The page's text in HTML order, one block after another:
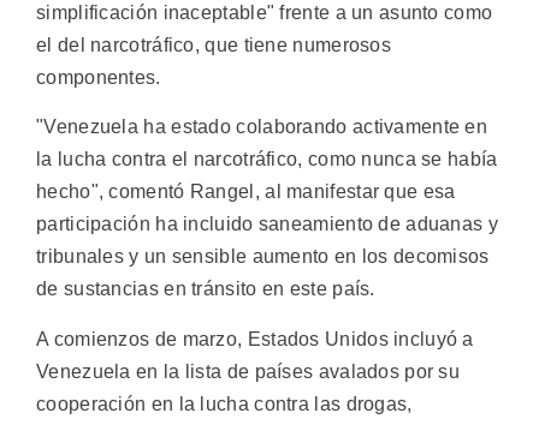
simplificación inaceptable" frente a un asunto como
el del narcotráfico, que tiene numerosos
componentes.
"Venezuela ha estado colaborando activamente en
la lucha contra el narcotráfico, como nunca se había
hecho", comentó Rangel, al manifestar que esa
participación ha incluido saneamiento de aduanas y
tribunales y un sensible aumento en los decomisos
de sustancias en tránsito en este país.
A comienzos de marzo, Estados Unidos incluyó a
Venezuela en la lista de países avalados por su
cooperación en la lucha contra las drogas,